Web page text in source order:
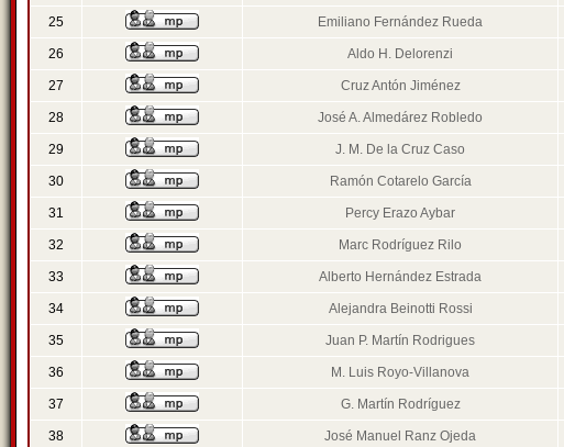
25 Emiliano Fernández Rueda
26 Aldo H. Delorenzi
27 Cruz Antón Jiménez
28 José A. Almedárez Robledo
29 J. M. De la Cruz Caso
30 Ramón Cotarelo García
31 Percy Erazo Aybar
32 Marc Rodríguez Rilo
33 Alberto Hernández Estrada
34 Alejandra Beinotti Rossi
35 Juan P. Martín Rodrigues
36 M. Luis Royo-Villanova
37 G. Martín Rodríguez
38 José Manuel Ranz Ojeda